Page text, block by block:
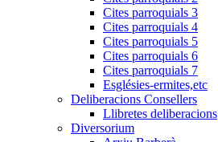
Cites parroquials 3
Cites parroquials 4
Cites parroquials 5
Cites parroquials 6
Cites parroquials 7
Esglésies-ermites,etc
Deliberacions Consellers
Llibretes deliberacions
Diversorium